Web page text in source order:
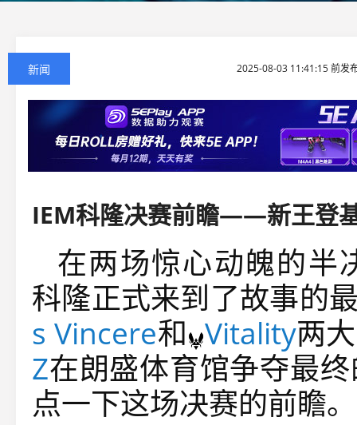
新闻 2025-08-03 11:41:15 前发
在两场惊心动魄的半
科隆正式来到了故事的
s Vincere和 Vitality两
Z在朗盛体育馆争夺最
点一下这场决赛的前瞻。